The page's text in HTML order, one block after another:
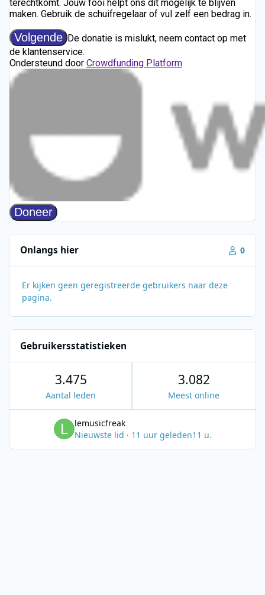
Onlangs hier 0
Er kijken geen geregistreerde gebruikers naar deze
pagina.
Gebruikersstatistieken
3.475
Aantal leden
3.082
Meest online
lemusicfreak
Nieuwste lid · 11 uur geleden11 u.